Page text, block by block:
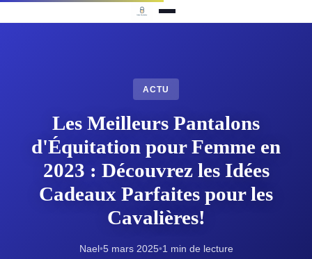
ACTU
Les Meilleurs Pantalons
d'Équitation pour Femme en
2023 : Découvrez les Idées
Cadeaux Parfaites pour les
Cavalières!
Nael•5 mars 2025•1 min de lecture